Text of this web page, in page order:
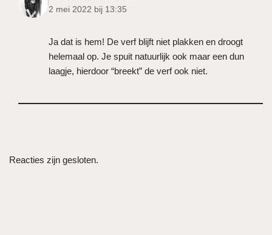
2 mei 2022 bij 13:35
Ja dat is hem! De verf blijft niet plakken en droogt
helemaal op. Je spuit natuurlijk ook maar een dun
laagje, hierdoor “breekt” de verf ook niet.
Reacties zijn gesloten.